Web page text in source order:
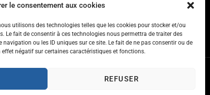
le consentement aux cookies
utilisons des technologies telles que les cookies pour stocker et/ou
Le fait de consentir à ces technologies nous permettra de traiter des
ou les ID uniques sur ce site. Le fait de ne pas consentir ou de
négatif sur certaines caractéristiques et fonctions.
REFUSER